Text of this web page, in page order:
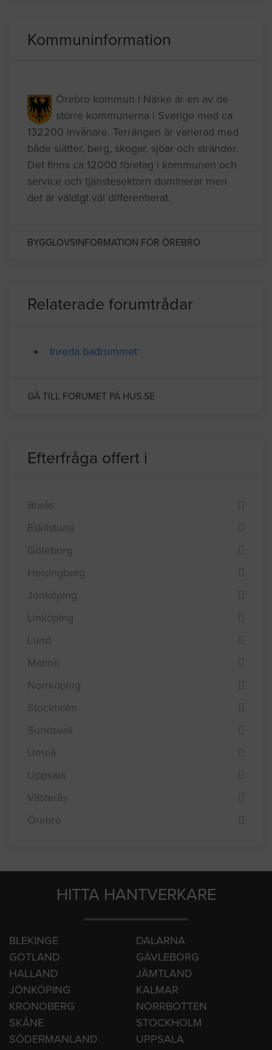
Kommuninformation
Örebro kommun i Närke är en av de
större kommunerna i Sverige med ca
132200 invånare. Terrängen är varierad med
både slätter, berg, skogar, sjöar och stränder.
det är väldigt väl differentierat.
Relaterade forumtrådar
Inreda badrummet
Efterfråga offert i
Borås
Eskilstuna
Göteborg
Helsingborg
Jönköping
Linköping
Lund
Malmö
Norrköping
Stockholm
Sundsvall
Umeå
Uppsala
Örebro
HITTA HANTVERKARE
BLEKINGE
DALARNA
GOTLAND
GÄVLEBORG
HALLAND
JÄMTLAND
JÖNKÖPING
KALMAR